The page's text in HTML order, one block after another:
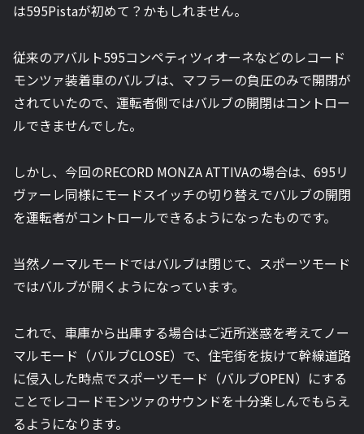
は595Pistaが初めて？かもしれません。
従来のアバルト595コンペティツィオーネなどのレコード
モンツァ装着車のバルブは、マフラーの負圧のみで開閉が
されていたので、運転者側ではバルブの開閉はコントロー
ルできませんでした。
しかし、今回のRECORD MONZA ATTIVAの場合は、695リ
ヴァーレ同様にモードスイッチの切り替えでバルブの開閉
を運転者がコントロールできるようになったものです。
当然ノーマルモードではバルブは閉じて、スポーツモード
ではバルブが開くようになっています。
これで、車庫から出庫する場合はご近所迷惑を考えてノー
マルモード（バルブCLOSE）で、住宅街を抜けて幹線道路
に侵入した時点でスポーツモード（バルブOPEN）にする
ことでレコードモンツァのサウンドを十分楽しんでもらえ
るようになります。